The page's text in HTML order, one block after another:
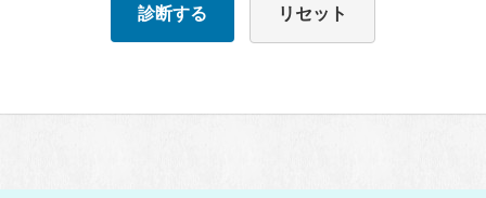
診断する リセット